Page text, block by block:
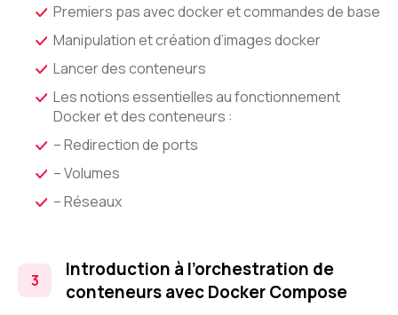
Premiers pas avec docker et commandes de base
Manipulation et création d’images docker
Lancer des conteneurs
Les notions essentielles au fonctionnement
Docker et des conteneurs :
– Redirection de ports
– Volumes
– Réseaux
Introduction à l’orchestration de
conteneurs avec Docker Compose